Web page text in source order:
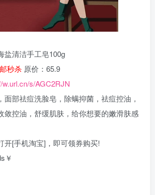
盐清洁手工皂100g
秒杀 原价：65.9
w.url.cn/s/AGC2RJN
面部祛痘洗脸皂，除螨抑菌，祛痘控油，
敛控油，舒缓肌肤，给你想要的嫩滑肤感
开[手机淘宝]，即可领券购买!
￥